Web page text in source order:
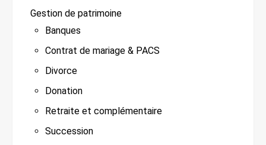
Gestion de patrimoine
Banques
Contrat de mariage & PACS
Divorce
Donation
Retraite et complémentaire
Succession